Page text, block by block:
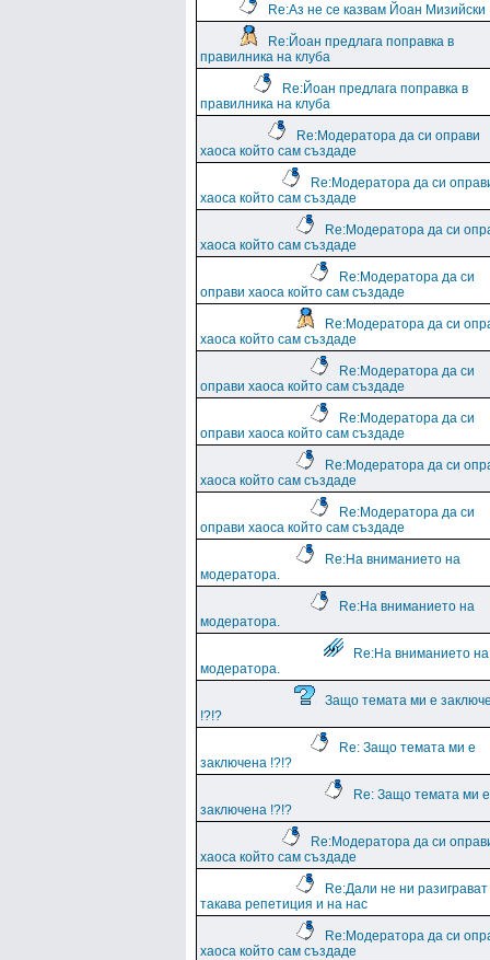
Re:Аз не се казвам Йоан Мизийски
Re:Йоан предлага поправка в
правилника на клуба
Re:Йоан предлага поправка в
правилника на клуба
Re:Модератора да си оправи
хаоса който сам създаде
Re:Модератора да си
хаоса който сам създаде
Re:Модератора да си
хаоса който сам създаде
Re:Модератора да си
оправи хаоса който сам създаде
Re:Модератора да си
хаоса който сам създаде
Re:Модератора да си
оправи хаоса който сам създаде
Re:Модератора да си
оправи хаоса който сам създаде
Re:Модератора да си
хаоса който сам създаде
Re:Модератора да си
оправи хаоса който сам създаде
Re:На вниманието на
модератора.
Re:На вниманието на
модератора.
Re:На вниманието на
модератора.
Защо темата ми е
!?!?
Re: Защо темата ми е
заключена !?!?
Re: Защо темата ми е
заключена !?!?
Re:Модератора да си
хаоса който сам създаде
Re:Дали не ни разиграват
такава репетиция и на нас
Re:Модератора да си
хаоса който сам създаде